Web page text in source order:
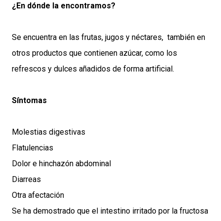
¿En dónde la encontramos?
Se encuentra en las frutas, jugos y néctares, también en
otros productos que contienen azúcar, como los
refrescos y dulces añadidos de forma artificial.
Síntomas
Molestias digestivas
Flatulencias
Dolor e hinchazón abdominal
Diarreas
Otra afectación
Se ha demostrado que el intestino irritado por la fructosa